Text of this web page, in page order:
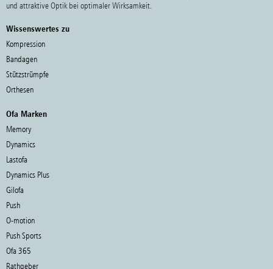
und attraktive Optik bei optimaler Wirksamkeit.
Wissenswertes zu
Kompression
Bandagen
Stützstrümpfe
Orthesen
Ofa Marken
Memory
Dynamics
Lastofa
Dynamics Plus
Gilofa
Push
O-motion
Push Sports
Ofa 365
Rathgeber